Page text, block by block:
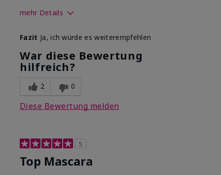
mehr Details
dieses Produkts?
5
Wie gefällt dir das Produkt im
Vergleich zu anderen von dir
Dekorativkosmetikmarken?
Fazit Ja, ich würde es weiterempfehlen
War diese Bewertung
hilfreich?
2 0
Diese Bewertung melden
5
Top Mascara